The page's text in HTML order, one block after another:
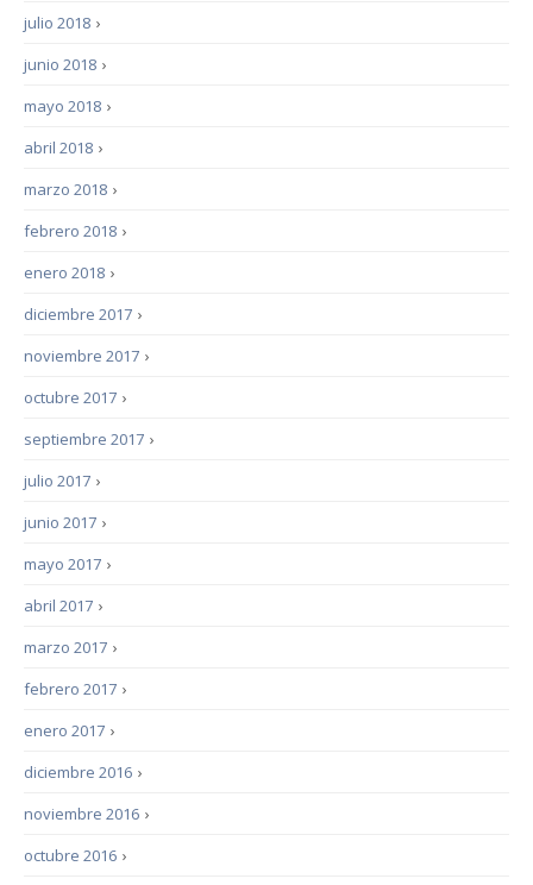
›
julio 2018
›
junio 2018
›
mayo 2018
›
abril 2018
›
marzo 2018
›
febrero 2018
›
enero 2018
›
diciembre 2017
›
noviembre 2017
›
octubre 2017
›
septiembre 2017
›
julio 2017
›
junio 2017
›
mayo 2017
›
abril 2017
›
marzo 2017
›
febrero 2017
›
enero 2017
›
diciembre 2016
›
noviembre 2016
›
octubre 2016